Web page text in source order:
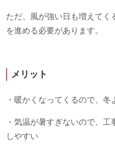
ただ、風が強い日も増えてく
を進める必要があります。
メリット
・暖かくなってくるので、
・気温が暑すぎないので、
しやすい